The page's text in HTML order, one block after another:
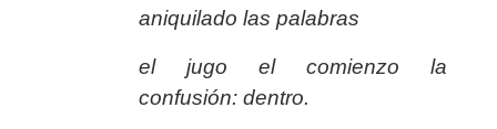
aniquilado las palabras
el jugo el comienzo la
confusión: dentro.